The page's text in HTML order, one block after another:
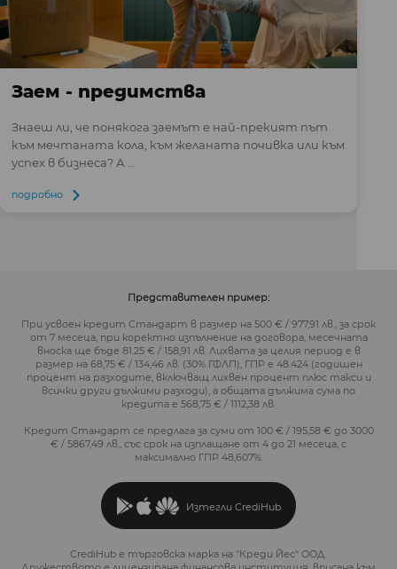
Заем - предимства
Знаеш ли, че понякога заемът е най-прекият път
към мечтаната кола, към желаната почивка или към
успех в бизнеса? А ...
подробно
Представителен пример:
При усвоен кредит Стандарт в размер на 500 € / 977,91 лв., за срок
от 7 месеца, при коректно изпълнение на договора, месечната
вноска ще бъде 81.25 € / 158,91 лв. Лихвата за целия период е в
размер на 68,75 € / 134,46 лв. (30% ГФЛП), ГПР е 48.424 (годишен
процент на разходите, включващ лихвен процент плюс такси и
всички други дължими разходи), а общата дължима сума по
кредита е 568,75 € / 1112,38 лв.
Кредит Стандарт се предлага за суми от 100 € / 195,58 € до 3000
€ / 5867,49 лв., със срок на изплащане от 4 до 21 месеца, с
максимално ГПР 48,607%.
Изтегли CrediHub
CrediHub е търговска марка на "Креди Йес" ООД.